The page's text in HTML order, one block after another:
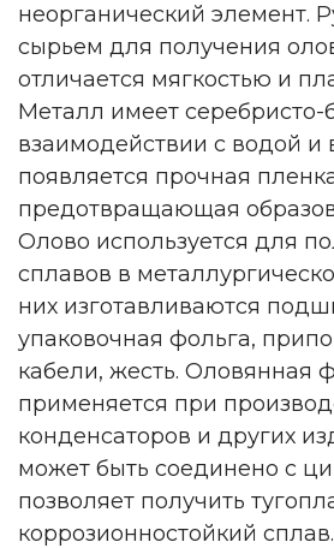
неорганический элемент.
сырьем для получения
отличается мягкостью и
Металл имеет серебристо-
взаимодействии с водой и
появляется прочная
предотвращающая
Олово используется для
сплавов в
них изготавливаются
упаковочная фольга,
кабели, жесть. Оловянная
применяется при
конденсаторов и других
может быть соединено с
позволяет получить
коррозионностойкий сплав.